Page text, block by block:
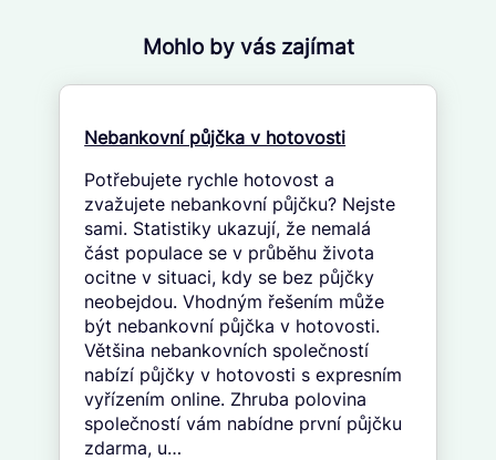
Mohlo by vás zajímat
Nebankovní půjčka v hotovosti
Potřebujete rychle hotovost a
zvažujete nebankovní půjčku? Nejste
sami. Statistiky ukazují, že nemalá
část populace se v průběhu života
ocitne v situaci, kdy se bez půjčky
neobejdou. Vhodným řešením může
být nebankovní půjčka v hotovosti.
Většina nebankovních společností
nabízí půjčky v hotovosti s expresním
vyřízením online. Zhruba polovina
společností vám nabídne první půjčku
zdarma, u…